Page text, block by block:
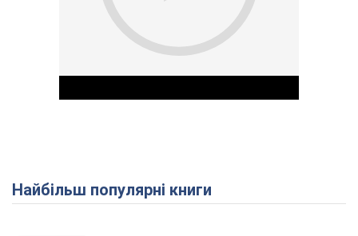
Play Video
Найбільш популярні книги